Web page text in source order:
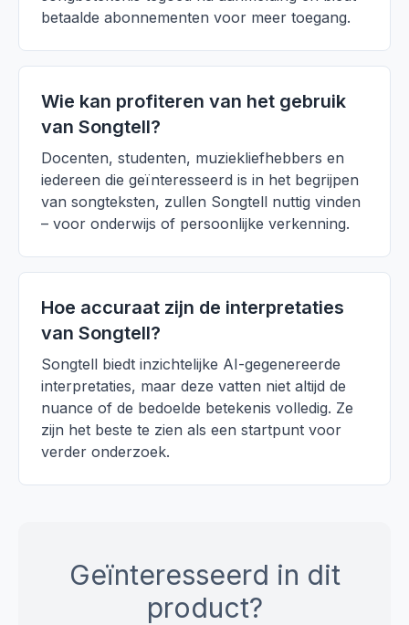
betaalde abonnementen voor meer toegang.
Wie kan profiteren van het gebruik
van Songtell?
Docenten, studenten, muziekliefhebbers en
iedereen die geïnteresseerd is in het begrijpen
van songteksten, zullen Songtell nuttig vinden
– voor onderwijs of persoonlijke verkenning.
Hoe accuraat zijn de interpretaties
van Songtell?
Songtell biedt inzichtelijke AI-gegenereerde
interpretaties, maar deze vatten niet altijd de
nuance of de bedoelde betekenis volledig. Ze
zijn het beste te zien als een startpunt voor
verder onderzoek.
Geïnteresseerd in dit
product?